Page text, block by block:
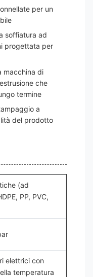
per un
soffiatura ad
progettata per
macchina di
che
termine
a
del prodotto
(ad
PP, PVC,
elettrici con
temperatura